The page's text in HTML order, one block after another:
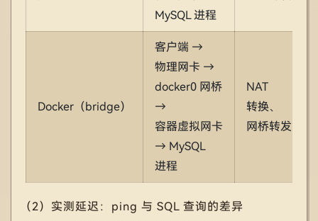
MySQL 进程
Docker（bridge）
客户端 →
物理网卡 →
docker0 网桥
→
容器虚拟网卡
→ MySQL
进程
NAT
转换、
网桥转发
（2）实测延迟：ping 与 SQL 查询的差异